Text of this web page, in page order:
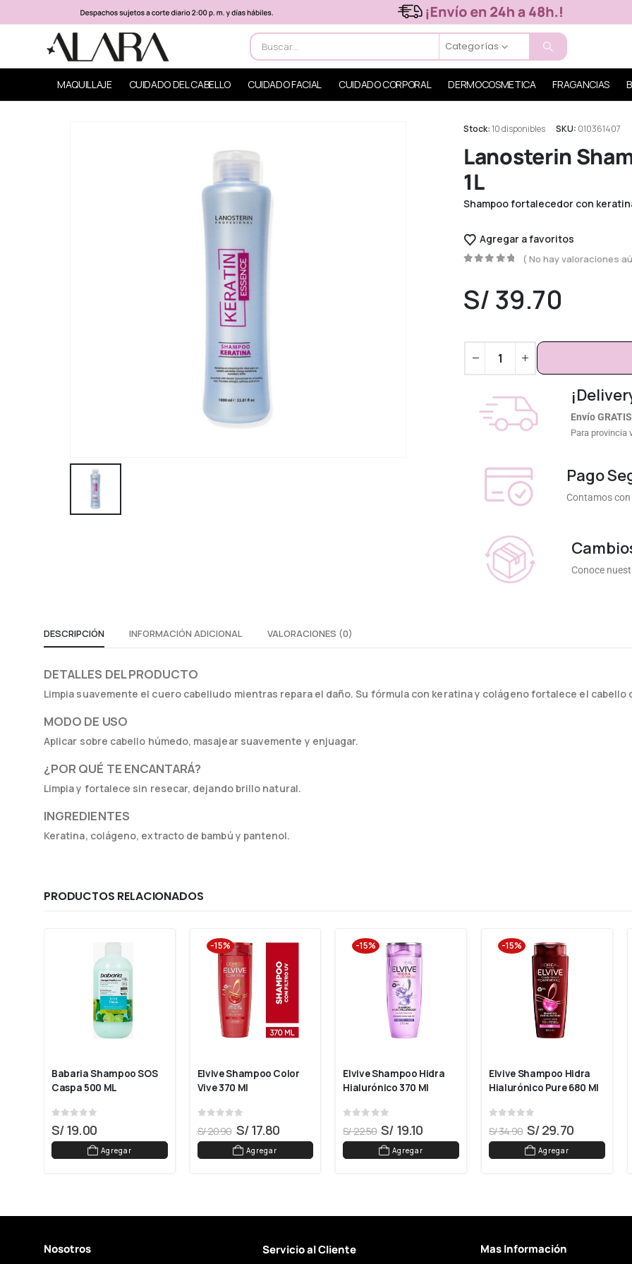
Categorías
MAQUILLAJE CUIDADO DEL CABELLO CUIDADO FACIAL CUIDADO CORPORAL DERMOCOSMETICA FRAGANCIAS
Stock:10 disponibles SKU: 010361407
Lanosterin
1L
Shampoo fortalecedor con
Agregar a favoritos
( No hay valoraciones
S/ 39.70
Envío
Para provincia
Pago
Contamos
Conoce
DESCRIPCIÓN INFORMACIÓN ADICIONAL VALORACIONES (0)
DETALLES DEL PRODUCTO
Limpia suavemente el cuero cabelludo mientras repara el daño. Su fórmula con keratina y colágeno fortalece el cabello
MODO DE USO
Aplicar sobre cabello húmedo, masajear suavemente y enjuagar.
¿POR QUÉ TE ENCANTARÁ?
Limpia y fortalece sin resecar, dejando brillo natural.
INGREDIENTES
Keratina, colágeno, extracto de bambú y pantenol.
PRODUCTOS RELACIONADOS
Babaria Shampoo SOS
Caspa 500 ML
S/19.00
Agregar
-15%
Elvive Shampoo Color
Vive 370 Ml
S/20.90 S/17.80
Agregar
-15%
Elvive Shampoo Hidra
Hialurónico 370 Ml
S/22.50 S/ 19.10
Agregar
-15%
Elvive Shampoo Hidra
Hialurónico Pure 680 Ml
S/34.90 S/29.70
Agregar
Nosotros Servicio al Cliente Mas Información